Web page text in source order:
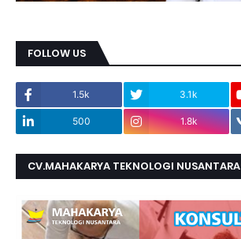
FOLLOW US
1.5k 3.1k
500 1.8k
CV.MAHAKARYA TEKNOLOGI NUSANTARA